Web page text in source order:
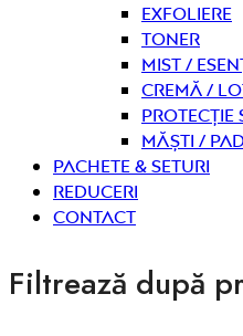
Exfoliere
Toner
Mist /
Cremă /
Protecție
Măști /
PACHETE & SETURI
REDUCERI
Contact
Filtrează după